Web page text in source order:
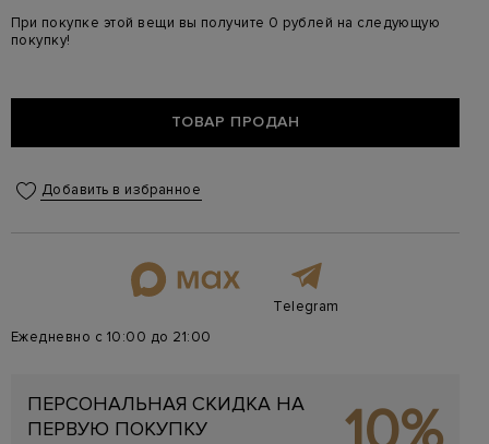
При покупке этой вещи вы получите 0 рублей на следующую
покупку!
ТОВАР ПРОДАН
Добавить в избранное
Telegram
Ежедневно с 10:00 до 21:00
ПЕРСОНАЛЬНАЯ СКИДКА НА
ПЕРВУЮ ПОКУПКУ